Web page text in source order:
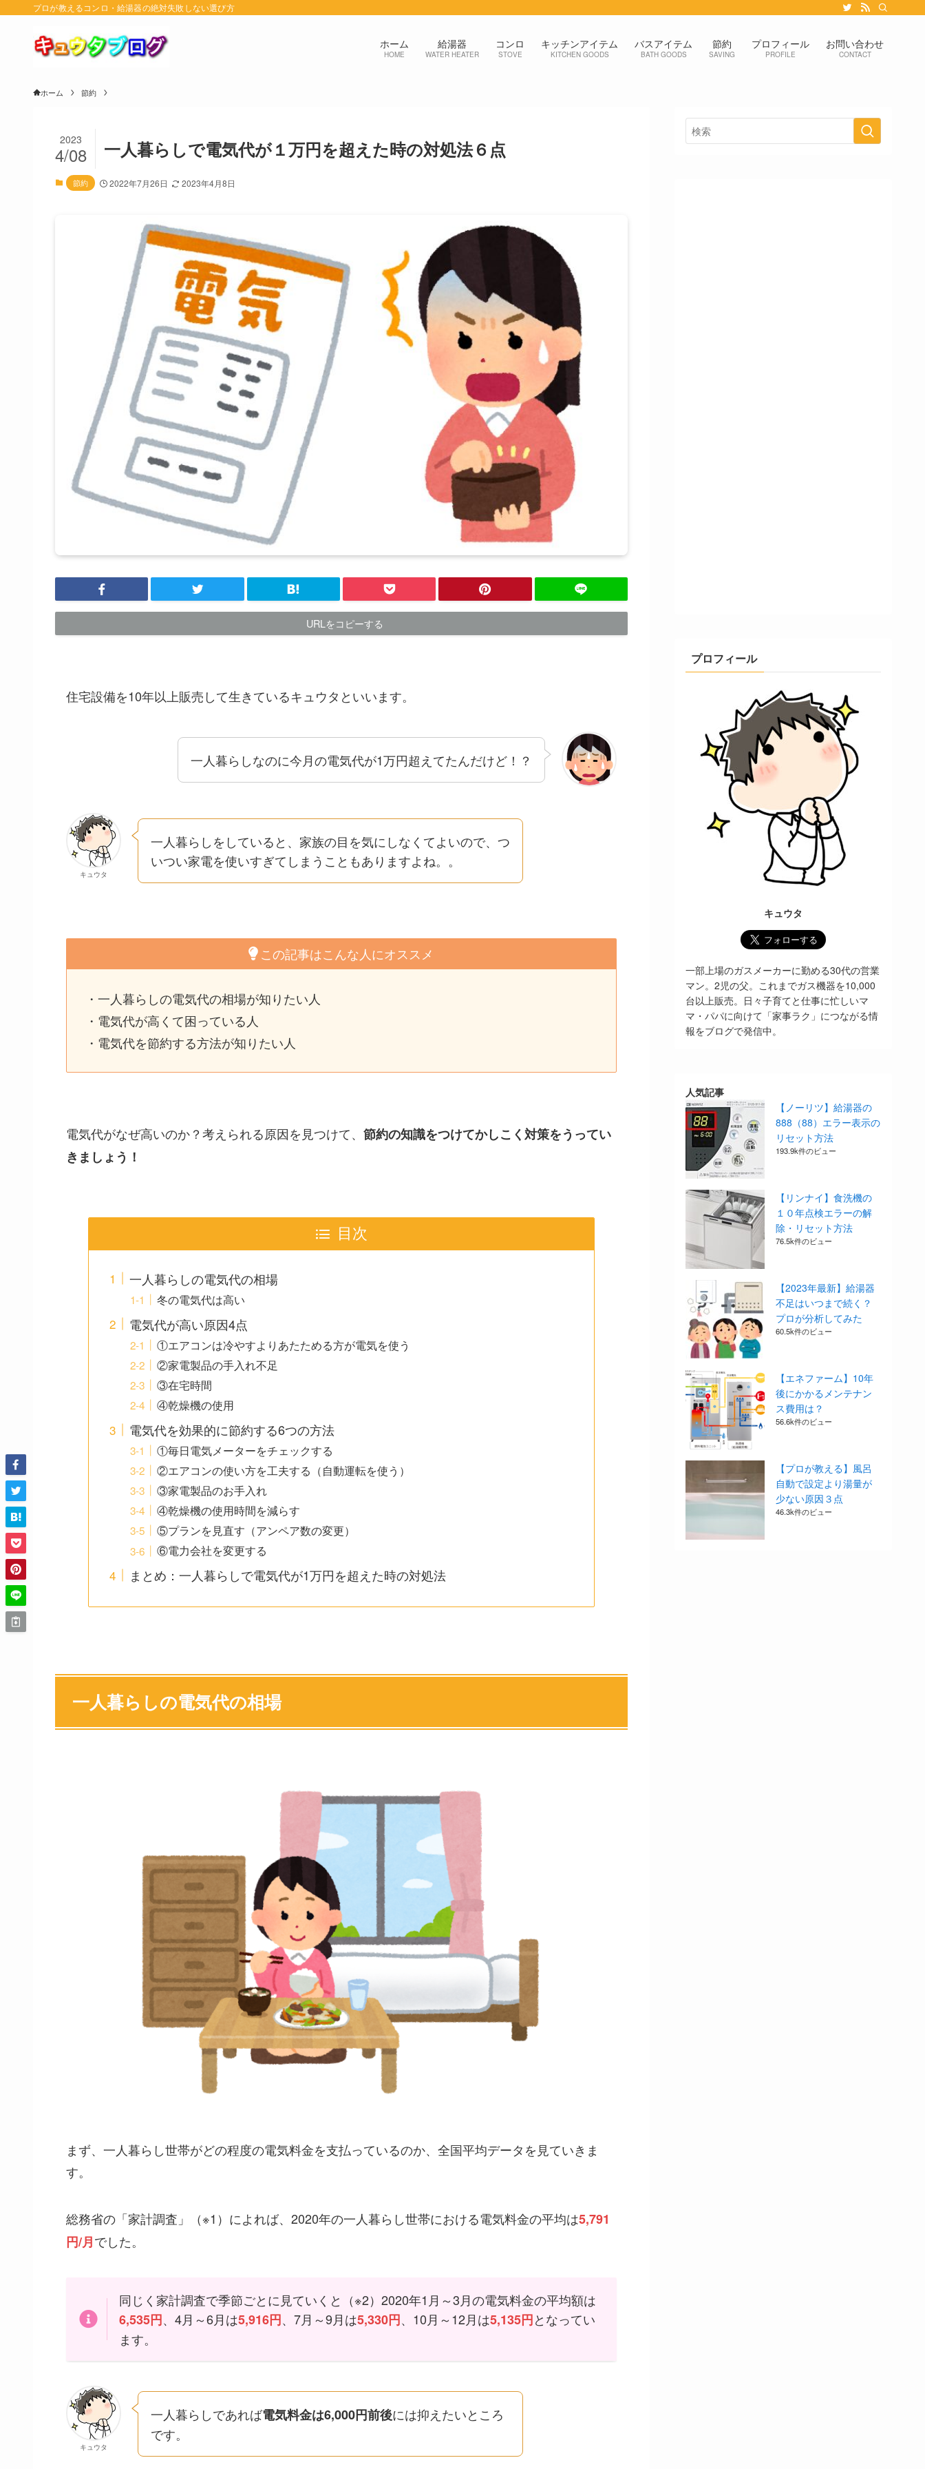
プロが教えるコンロ・給湯器の絶対失敗しない選び方
ホーム
HOME
給湯器
WATER HEATER
コンロ
STOVE
キッチンアイテム
KITCHEN GOODS
バスアイテム
BATH GOODS
節約
SAVING
プロフィール
PROFILE
お問い合わせ
CONTACT
ホーム 節約
一人暮らしで電気代が１万円を超えた時の対処法６点
2023
4/08
節約 2022年7月26日 2023年4月8日
URLをコピーする
住宅設備を10年以上販売して生きているキュウタといいます。
一人暮らしなのに今月の電気代が1万円超えてたんだけど！？
キュウタ
一人暮らしをしていると、家族の目を気にしなくてよいので、つ
いつい家電を使いすぎてしまうこともありますよね。。
この記事はこんな人にオススメ
・一人暮らしの電気代の相場が知りたい人
・電気代が高くて困っている人
・電気代を節約する方法が知りたい人
電気代がなぜ高いのか？考えられる原因を見つけて、 節約の知識をつけてかしこく対策をうってい
きましょう！
目次
一人暮らしの電気代の相場
冬の電気代は高い
電気代が高い原因4点
①エアコンは冷やすよりあたためる方が電気を使う
②家電製品の手入れ不足
③在宅時間
④乾燥機の使用
電気代を効果的に節約する6つの方法
①毎日電気メーターをチェックする
②エアコンの使い方を工夫する（自動運転を使う）
③家電製品のお手入れ
④乾燥機の使用時間を減らす
⑤プランを見直す（アンペア数の変更）
⑥電力会社を変更する
まとめ：一人暮らしで電気代が1万円を超えた時の対処法
一人暮らしの電気代の相場
まず、一人暮らし世帯がどの程度の電気料金を支払っているのか、全国平均データを見ていきま
す。
総務省の「家計調査」（※1）によれば、2020年の一人暮らし世帯における電気料金の平均は5,791
円/月でした。
同じく家計調査で季節ごとに見ていくと（※2）2020年1月～3月の電気料金の平均額は
6,535円、4月～6月は5,916円、7月～9月は5,330円、10月～12月は5,135円となってい
ます。
キュウタ
一人暮らしであれば電気料金は6,000円前後には抑えたいところ
です。
プロフィール
キュウタ
一部上場のガスメーカーに勤める30代の営業
マン。2児の父。これまでガス機器を10,000
台以上販売。日々子育てと仕事に忙しいマ
マ・パパに向けて「家事ラク」につながる情
報をブログで発信中。
人気記事
【ノーリツ】給湯器の
888（88）エラー表示の
リセット方法
193.9k件のビュー
【リンナイ】食洗機の
１０年点検エラーの解
除・リセット方法
76.5k件のビュー
【2023年最新】給湯器
不足はいつまで続く？
プロが分析してみた
60.5k件のビュー
【エネファーム】10年
後にかかるメンテナン
ス費用は？
56.6k件のビュー
【プロが教える】風呂
自動で設定より湯量が
少ない原因３点
46.3k件のビュー